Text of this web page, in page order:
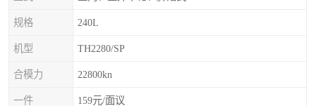
规格 240L
机型 TH2280/SP
合模力 22800kn
一件 159元/面议